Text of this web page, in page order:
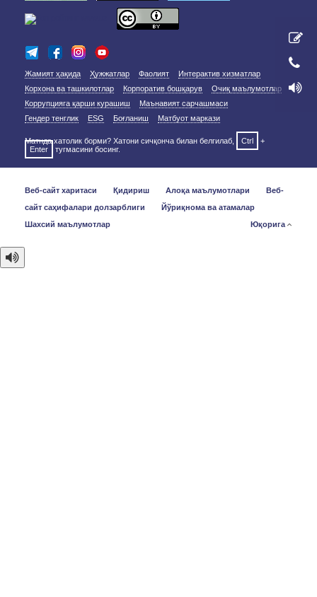
Жамият ҳақида Ҳужжатлар Фаолият
Интерактив хизматлар
Корхона ва ташкилотлар
Корпоратив бошқарув
Очиқ маълумотлар
Коррупцияга қарши курашиш
Маънавият сарчашмаси
Гендер тенглик
ESG Боғланиш Матбуот маркази
Матнда хатолик борми? Хатони сичқонча билан белгилаб, Ctrl
+
Enter
тугмасини босинг.
Веб-сайт харитаси Қидириш Алоқа маълумотлари
Веб-
сайт саҳифалари долзарблиги
Йўриқнома ва атамалар
Шахсий маълумотлар
Юқорига